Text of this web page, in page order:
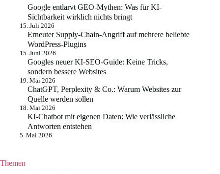
Google entlarvt GEO-Mythen: Was für KI-
Sichtbarkeit wirklich nichts bringt
15. Juli 2026
Erneuter Supply-Chain-Angriff auf mehrere beliebte
WordPress-Plugins
15. Juni 2026
Googles neuer KI-SEO-Guide: Keine Tricks,
sondern bessere Websites
19. Mai 2026
ChatGPT, Perplexity & Co.: Warum Websites zur
Quelle werden sollen
18. Mai 2026
KI-Chatbot mit eigenen Daten: Wie verlässliche
Antworten entstehen
5. Mai 2026
Themen